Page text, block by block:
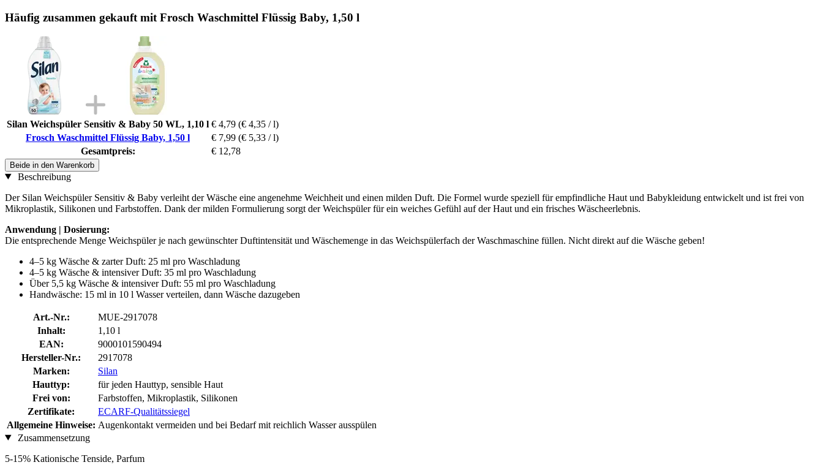
Häufig zusammen gekauft mit Frosch Waschmittel Flüssig Baby, 1,50 l
Silan Weichspüler Sensitiv & Baby 50 WL, 1,10 l € 4,79 (€ 4,35 / l)
Frosch Waschmittel Flüssig Baby, 1,50 l
€ 7,99 (€ 5,33 / l)
Gesamtpreis:
€ 12,78
Beide in den Warenkorb
Beschreibung
Der Silan Weichspüler Sensitiv & Baby verleiht der Wäsche eine angenehme Weichheit und einen milden Duft. Die Formel wurde speziell für empfindliche Haut und Babykleidung entwickelt und ist frei von
Mikroplastik, Silikonen und Farbstoffen. Dank der milden Formulierung sorgt der Weichspüler für ein weiches Gefühl auf der Haut und ein frisches Wäscheerlebnis.
Anwendung | Dosierung:
Die entsprechende Menge Weichspüler je nach gewünschter Duftintensität und Wäschemenge in das Weichspülerfach der Waschmaschine füllen. Nicht direkt auf die Wäsche geben!
4–5 kg Wäsche & zarter Duft: 25 ml pro Waschladung
4–5 kg Wäsche & intensiver Duft: 35 ml pro Waschladung
Über 5,5 kg Wäsche & intensiver Duft: 55 ml pro Waschladung
Handwäsche: 15 ml in 10 l Wasser verteilen, dann Wäsche dazugeben
Art.-Nr.:
MUE-2917078
Inhalt:
1,10 l
EAN:
9000101590494
Hersteller-Nr.:
2917078
Marken:
Silan
Hauttyp:
für jeden Hauttyp, sensible Haut
Frei von:
Farbstoffen, Mikroplastik, Silikonen
Zertifikate:
ECARF-Qualitätssiegel
Allgemeine Hinweise: Augenkontakt vermeiden und bei Bedarf mit reichlich Wasser ausspülen
Zusammensetzung
5-15% Kationische Tenside, Parfum